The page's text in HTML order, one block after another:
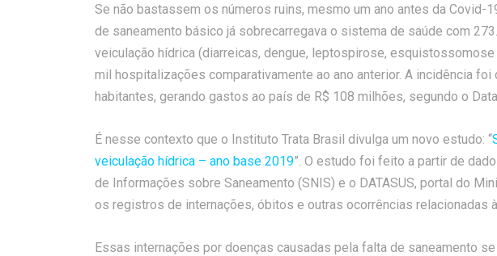
Se não bastassem os números ruins, mesmo um ano antes da Covid-
de saneamento básico já sobrecarregava o sistema de saúde com
veiculação hídrica (diarreicas, dengue, leptospirose, esquistossomose
mil hospitalizações comparativamente ao ano anterior. A incidência
habitantes, gerando gastos ao país de R$ 108 milhões, segundo o
É nesse contexto que o Instituto Trata Brasil divulga um novo estudo: “
veiculação hídrica – ano base 2019”. O estudo foi feito a partir de
de Informações sobre Saneamento (SNIS) e o DATASUS, portal do
os registros de internações, óbitos e outras ocorrências relacionadas
Essas internações por doenças causadas pela falta de saneamento